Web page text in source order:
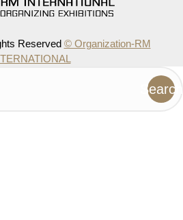
Reserved © Organization-RM
Search